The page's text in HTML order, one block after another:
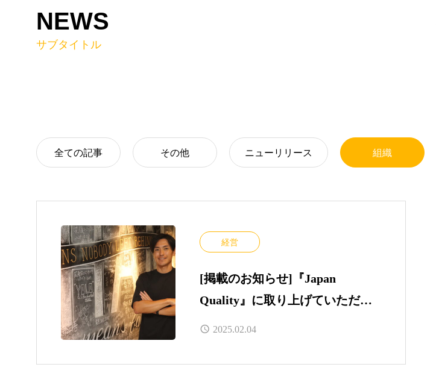
NEWS
サブタイトル
全ての記事 その他 ニューリリース 組織
経営
[掲載のお知らせ]『Japan
Quality』に取り上げていただき
ました。
2025.02.04